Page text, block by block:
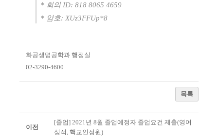
* 회의 ID: 818 8065 4659
* 암호: XUz3FFUp*8
화공생명공학과 행정실
02-3290-4600
목록
이전
[졸업] 2021년 8월 졸업예정자 졸업요건 제출(영어
성적, 핵교인정원)